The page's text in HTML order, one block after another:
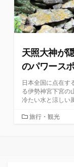
天照大神が
のパワースポ
日本全国に点在す
る伊勢神宮下宮の
冷たい水と涼しい
カ旅行・観光